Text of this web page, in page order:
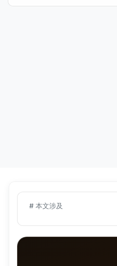
# 本文涉及